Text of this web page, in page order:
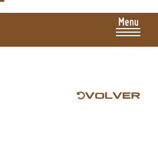
Menu
VOLVER